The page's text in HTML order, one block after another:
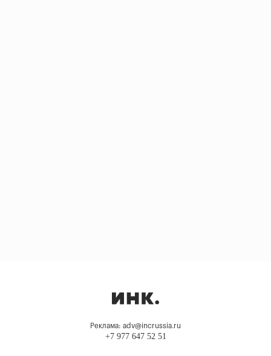
Реклама: adv@incrussia.ru
+7 977 647 52 51